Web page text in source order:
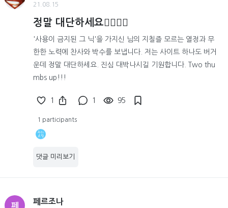
21.08.15
정말 대단하세요👍🏻👍🏻
'사용이 금지된 그 닉'을 가지신 님의 지칠즐 모르는 열정과 무
한한 노력에 찬사와 박수를 보냅니다. 저는 사이트 하나도 버거
운데 정말 대단하세요. 진심 대박나시길 기원합니다. Two thu
mbs up!!!
1 1 95
1 participants
댓글 미리보기
페
페르조나